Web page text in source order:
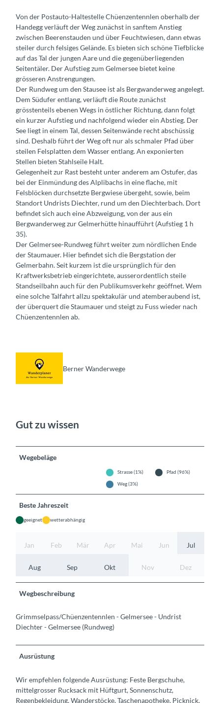
Von der Postauto-Haltestelle Chüenzentennlen oberhalb der
Handegg verläuft der Weg zunächst in sanftem Anstieg
zwischen Beerenstauden und über Feuchtwiesen, dann etwas
steiler durch felsiges Gelände. Es bieten sich schöne Tiefblicke
auf das Tal der jungen Aare und die gegenüberliegenden
Seitentäler. Der Aufstieg zum Gelmersee bietet keine
grösseren Anstrengungen.
Der Rundweg um den Stausee ist als Bergwanderweg angelegt.
Dem Südufer entlang, verläuft die Route zunächst
grösstenteils ebenen Wegs in östlicher Richtung, dann folgt
ein kurzer Aufstieg und nachfolgend wieder ein Abstieg. Der
See liegt in einem Tal, dessen Seitenwände recht abschüssig
sind. Deshalb führt der Weg oft nur als schmaler Pfad über
steilen Felsplatten dem Wasser entlang. An exponierten
Stellen bieten Stahlseile Halt.
Gelegenheit zur Rast besteht unter anderem am Ostufer, das
bei der Einmündung des Alplibachs in eine flache, mit
Felsblöcken durchsetzte Bergwiese übergeht, sowie, beim
Standort Undrists Diechter, rund um den Diechterbach. Dort
befindet sich auch eine Abzweigung, von der aus ein
Bergwanderweg zur Gelmerhütte hinaufführt (Aufstieg 1 h
35).
Der Gelmersee-Rundweg führt weiter zum nördlichen Ende
der Staumauer. Hier befindet sich die Bergstation der
Gelmerbahn. Seit kurzem ist die ursprünglich für den
Kraftwerksbetrieb eingerichtete, ausserordentlich steile
Standseilbahn auch für den Publikumsverkehr geöffnet. Wem
eine solche Talfahrt allzu spektakulär und atemberaubend ist,
der überquert die Staumauer und steigt zu Fuss wieder nach
Chüenzentennlen ab.
Berner Wanderwege
Gut zu wissen
Wegebeläge
Strasse (1%)
Pfad (96%)
Weg (3%)
Beste Jahreszeit
geeignet wetterabhängig
Jan Feb Mär Apr Mai Jun Jul
Aug Sep Okt Nov Dez
Wegbeschreibung
Grimmselpass/Chüenzentennlen - Gelmersee - Undrist
Diechter - Gelmersee (Rundweg)
Ausrüstung
Wir empfehlen folgende Ausrüstung: Feste Bergschuhe,
mittelgrosser Rucksack mit Hüftgurt, Sonnenschutz,
Regenbekleidung, Wanderstöcke, Taschenapotheke, Picknick,